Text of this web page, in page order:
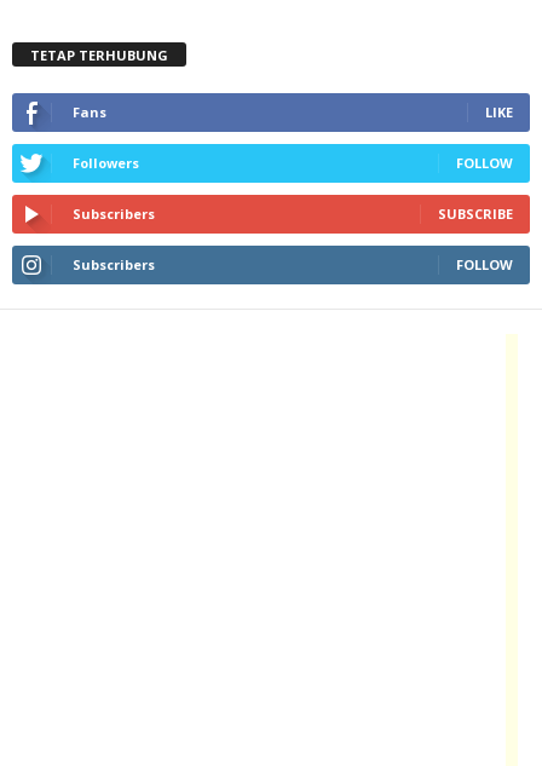
TETAP TERHUBUNG
Fans LIKE
Followers FOLLOW
Subscribers SUBSCRIBE
Subscribers FOLLOW